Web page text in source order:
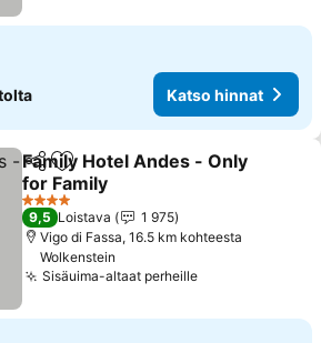
Katso hinnat
Jaa Lisää suosikkeihin
Family Hotel Andes - Only
for Family
Katso hinnat
4 Tähtiluokitus
9,5 Loistava
1 975
Vigo di Fassa, 16.5 km kohteesta
Wolkenstein
Sisäuima-altaat perheilleKatso hinnat